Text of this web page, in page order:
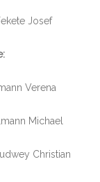
Josef
Verena
Michael
Christian